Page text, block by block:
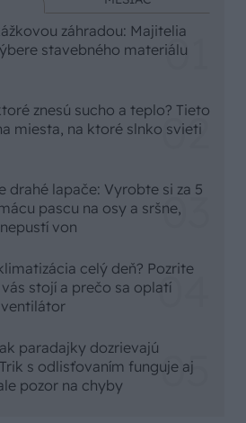
záhradou: Majitelia
stavebného materiálu
znesú sucho a teplo? Tieto
miesta, na ktoré slnko svieti
drahé lapače: Vyrobte si za 5
pascu na osy a sršne,
von
celý deň? Pozrite
stojí a prečo sa oplatí
paradajky dozrievajú
s odlisťovaním funguje aj
pozor na chyby